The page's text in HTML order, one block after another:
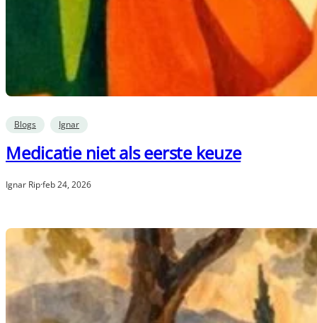
Blogs Ignar
Medicatie niet als eerste keuze
Ignar Rip·feb 24, 2026